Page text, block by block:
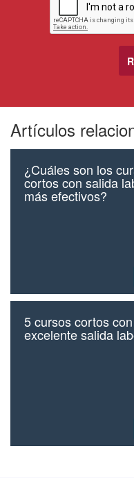
Artículos
¿Cuáles son los
cortos con salida
más efectivos?
5 cursos cortos con
excelente salida